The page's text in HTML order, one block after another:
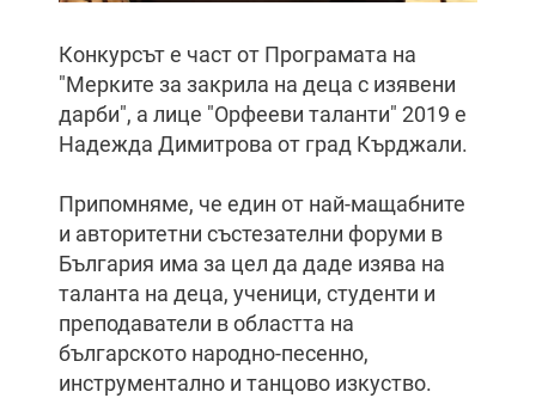
Конкурсът е част от Програмата на
"Мерките за закрила на деца с изявени
дарби", а лице "Орфееви таланти" 2019 е
Надежда Димитрова от град Кърджали.
Припомняме, че един от най-мащабните
и авторитетни състезателни форуми в
България има за цел да даде изява на
таланта на деца, ученици, студенти и
преподаватели в областта на
българското народно-песенно,
инструментално и танцово изкуство.